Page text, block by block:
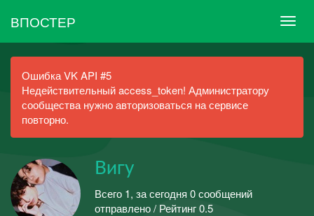
ВПОСТЕР
Ошибка VK API #5
Недействительный access_token! Администратору
сообщества нужно авторизоваться на сервисе
повторно.
Вигу
Всего 1, за сегодня 0 сообщений
отправлено / Рейтинг 0.5